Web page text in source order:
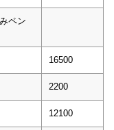
ペン
16500
2200
12100